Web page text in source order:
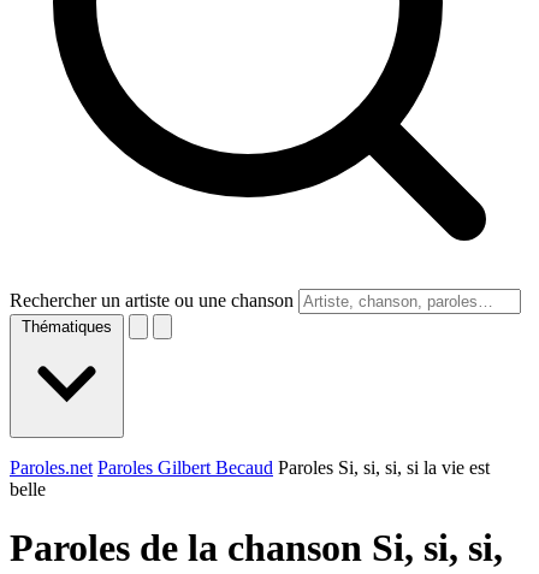
Rechercher un artiste ou une chanson
Thématiques
Paroles.net Paroles Gilbert Becaud Paroles Si, si, si, si la vie est
belle
Paroles de la chanson Si, si, si,